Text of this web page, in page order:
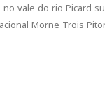
vale do rio Picard
Morne Trois